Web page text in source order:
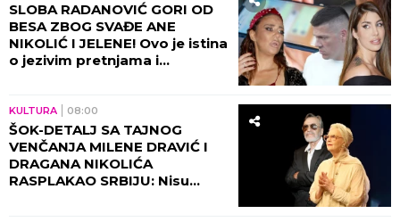
SLOBA RADANOVIĆ GORI OD
BESA ZBOG SVAĐE ANE
NIKOLIĆ I JELENE! Ovo je istina
o jezivim pretnjama i
KULTURA 08:00
ŠOK-DETALJ SA TAJNOG
VENČANJA MILENE DRAVIĆ I
DRAGANA NIKOLIĆA
RASPLAKAO SRBIJU: Nisu